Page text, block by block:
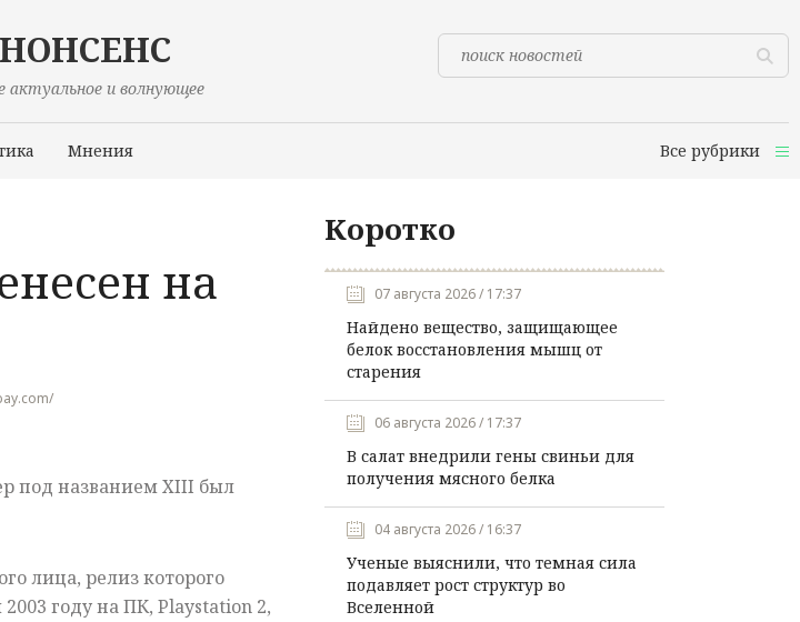
актуальное и волнующее
Мнения Все рубрики
на
под названием XIII был
лица, релиз которого
году на ПК, Playstation 2,
Коротко
07 августа 2026 / 17:37
Найдено вещество, защищающее
белок восстановления мышц от
старения
06 августа 2026 / 17:37
В салат внедрили гены свиньи для
получения мясного белка
04 августа 2026 / 16:37
Ученые выяснили, что темная сила
подавляет рост структур во
Вселенной